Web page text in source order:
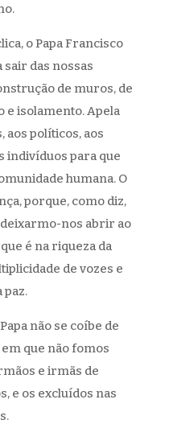
o Papa Francisco
sair das nossas
de muros, de
e isolamento. Apela
aos políticos, aos
indivíduos para que
humana. O
porque, como diz,
deixarmo-nos abrir ao
é na riqueza da
de vozes e
paz.
não se coíbe de
que não fomos
e irmãs de
e os excluídos nas